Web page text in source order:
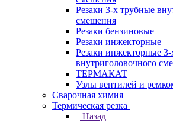
Резаки 3-х трубные
смешения
Резаки бензиновые
Резаки инжекторные
Резаки инжекторные
внутриголовочного
ТЕРМАКАТ
Узлы вентилей и
Сварочная химия
Термическая резка
Назад